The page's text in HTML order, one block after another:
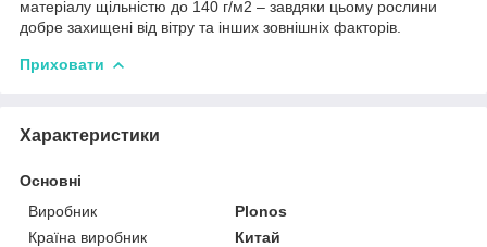
матеріалу щільністю до 140 г/м2 – завдяки цьому рослини
добре захищені від вітру та інших зовнішніх факторів.
Приховати
Характеристики
Основні
Виробник
Plonos
Країна виробник
Китай